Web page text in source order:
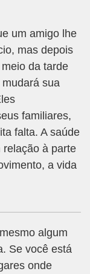
um amigo lhe
mas depois
da tarde
sua
familiares,
falta. A saúde
à parte
a vida
algum
Se você está
onde